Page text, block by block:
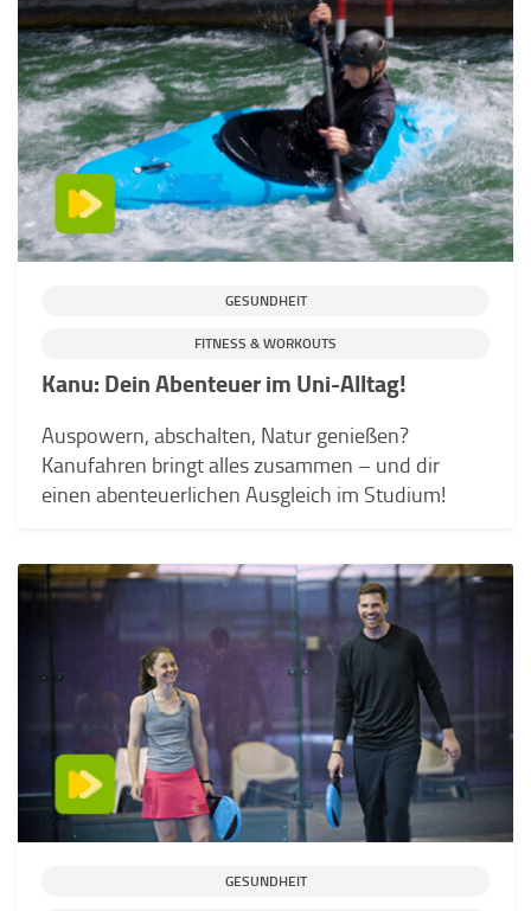
GESUNDHEIT
FITNESS & WORKOUTS
Kanu: Dein Abenteuer im Uni-Alltag!
Auspowern, abschalten, Natur genießen?
Kanufahren bringt alles zusammen – und dir
einen abenteuerlichen Ausgleich im Studium!
GESUNDHEIT